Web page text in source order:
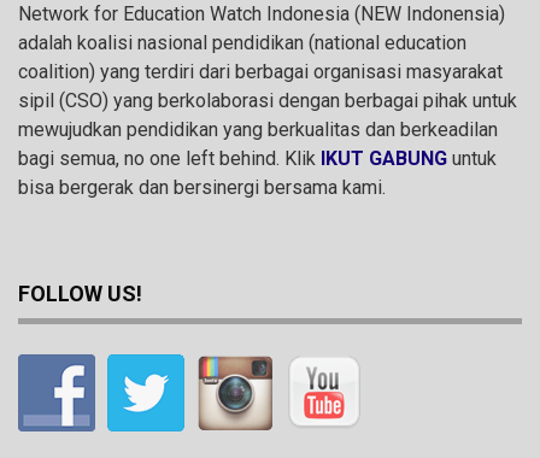
Network for Education Watch Indonesia (NEW Indonensia)
adalah koalisi nasional pendidikan (national education
coalition) yang terdiri dari berbagai organisasi masyarakat
sipil (CSO) yang berkolaborasi dengan berbagai pihak untuk
mewujudkan pendidikan yang berkualitas dan berkeadilan
bagi semua, no one left behind. Klik IKUT GABUNG untuk
bisa bergerak dan bersinergi bersama kami.
FOLLOW US!